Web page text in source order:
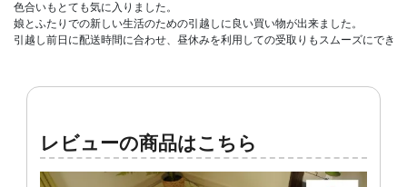
色合いもとても気に入りました。
娘とふたりでの新しい生活のための引越しに良い買い物が出来ました。
引越し前日に配送時間に合わせ、昼休みを利用しての受取りもスムーズにでき
レビューの商品はこちら